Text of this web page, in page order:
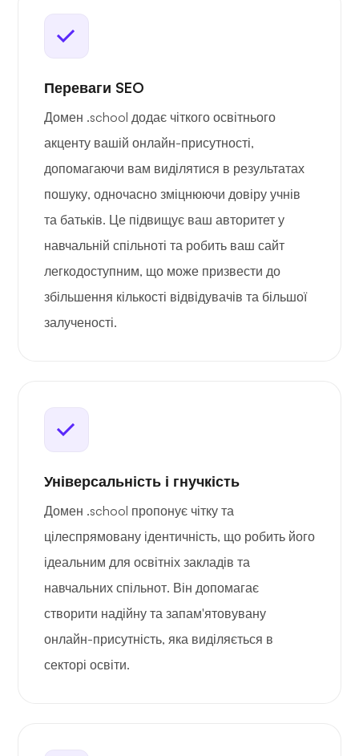
Переваги SEO
Домен .school додає чіткого освітнього
акценту вашій онлайн-присутності,
допомагаючи вам виділятися в результатах
пошуку, одночасно зміцнюючи довіру учнів
та батьків. Це підвищує ваш авторитет у
навчальній спільноті та робить ваш сайт
легкодоступним, що може призвести до
збільшення кількості відвідувачів та більшої
залученості.
Універсальність і гнучкість
Домен .school пропонує чітку та
цілеспрямовану ідентичність, що робить його
ідеальним для освітніх закладів та
навчальних спільнот. Він допомагає
створити надійну та запам'ятовувану
онлайн-присутність, яка виділяється в
секторі освіти.